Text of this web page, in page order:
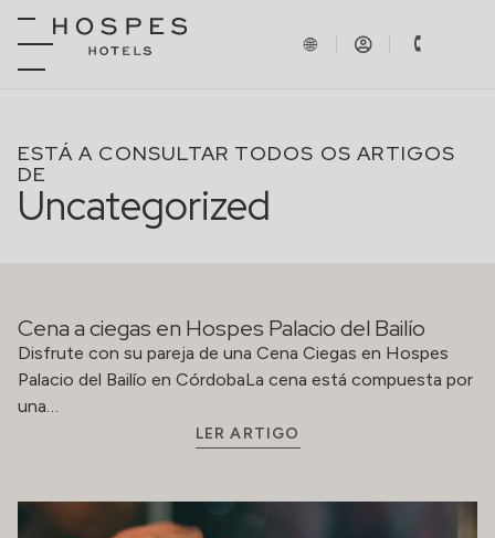
ESTÁ A CONSULTAR TODOS OS ARTIGOS
DE
Uncategorized
Cena a ciegas en Hospes Palacio del Bailío
Disfrute con su pareja de una Cena Ciegas en Hospes
Palacio del Bailío en CórdobaLa cena está compuesta por
una…
LER ARTIGO